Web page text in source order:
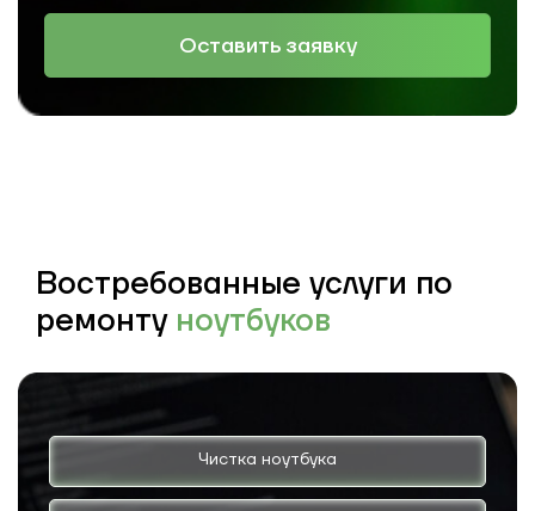
Оставить заявку
Востребованные услуги по
ремонту ноутбуков
Чистка ноутбука